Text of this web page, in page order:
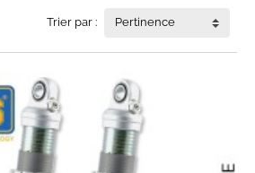
Trier par : Pertinence